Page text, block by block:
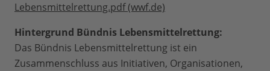
Lebensmittelrettung.pdf (wwf.de)
Hintergrund Bündnis Lebensmittelrettung:
Das Bündnis Lebensmittelrettung ist ein
Zusammenschluss aus Initiativen, Organisationen,